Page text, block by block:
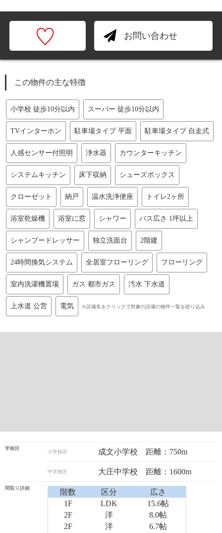
お問い合わせ
この物件の主な特徴
小学校 徒歩10分以内 スーパー 徒歩10分以内
TVインターホン 駐車場タイプ 平面 駐車場タイプ 自走式
人感センサー付照明 浄水器 カウンターキッチン
システムキッチン 床下収納 シューズボックス
クローゼット 納戸 温水洗浄便座 トイレ2ヶ所
浴室乾燥機 浴室に窓 シャワー バス広さ 1坪以上
シャンプードレッサー 独立洗面台 2階建
24時間換気システム 全居室フローリング フローリング
室内洗濯機置場 ガス 都市ガス 汚水 下水道
上水道 公営 電気 ※設備名をクリックで対象の設備の物件一覧を絞り込み
学校区
小学校区 成文小学校 距離：750m
中学校区 大庄中学校 距離：1600m
間取り詳細 階数 区分
広さ
1F
LDK
15.6帖
2F
洋
8.0帖
2F
洋
6.7帖